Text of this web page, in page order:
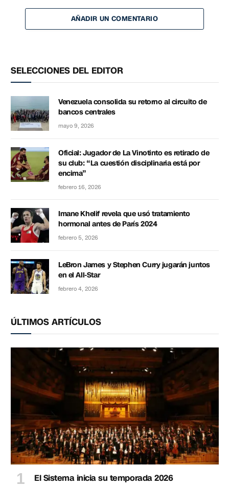
AÑADIR UN COMENTARIO
SELECCIONES DEL EDITOR
Venezuela consolida su retorno al circuito de
bancos centrales
mayo 9, 2026
Oficial: Jugador de La Vinotinto es retirado de
su club: “La cuestión disciplinaria está por
encima”
febrero 16, 2026
Imane Khelif revela que usó tratamiento
hormonal antes de París 2024
febrero 5, 2026
LeBron James y Stephen Curry jugarán juntos
en el All-Star
febrero 4, 2026
ÚLTIMOS ARTÍCULOS
El Sistema inicia su temporada 2026